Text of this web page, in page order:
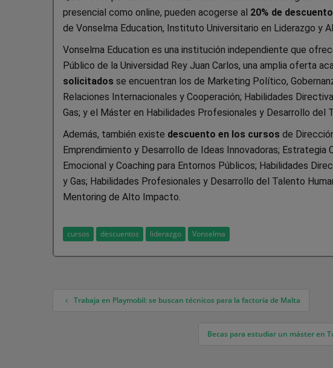
presencial como online, pueden acogerse al 20% de
de Vonselma Education, Instituto Universitario en Liderazgo y
Vonselma Education es una institución independiente que
Público de la Universidad Rey Juan Carlos, una amplia oferta
solicitados se encuentran los de Marketing Político,
Relaciones Internacionales y Cooperación; Habilidades
Gas; y el Máster en Habilidades Profesionales y Desarrollo del
Además, también existe descuento en los cursos de
Emprendimiento y Desarrollo de Ideas Innovadoras; Estrategia
Emocional y Coaching para Entornos Públicos; Habilidades
y Gas; Habilidades Profesionales y Desarrollo del Talento
Mentoring de Alto Impacto.
cursos descuentos liderazgo Vonselma
Navegación de entradas
Trabaja en Playmobil: se buscan técnicos para la factoría de Malta
Becas para estudiar un máster en